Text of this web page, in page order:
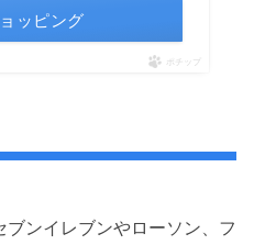
ッピング
ポチップ
ンイレブンやローソン、フ